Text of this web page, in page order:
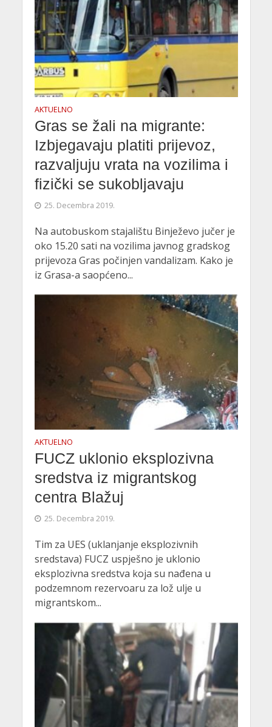
AKTUELNO
Gras se žali na migrante:
Izbjegavaju platiti prijevoz,
razvaljuju vrata na vozilima i
fizički se sukobljavaju
25. Decembra 2019.
Na autobuskom stajalištu Binježevo jučer je
oko 15.20 sati na vozilima javnog gradskog
prijevoza Gras počinjen vandalizam. Kako je
iz Grasa-a saopćeno...
AKTUELNO
FUCZ uklonio eksplozivna
sredstva iz migrantskog
centra Blažuj
25. Decembra 2019.
Tim za UES (uklanjanje eksplozivnih
sredstava) FUCZ uspješno je uklonio
eksplozivna sredstva koja su nađena u
podzemnom rezervoaru za lož ulje u
migrantskom...